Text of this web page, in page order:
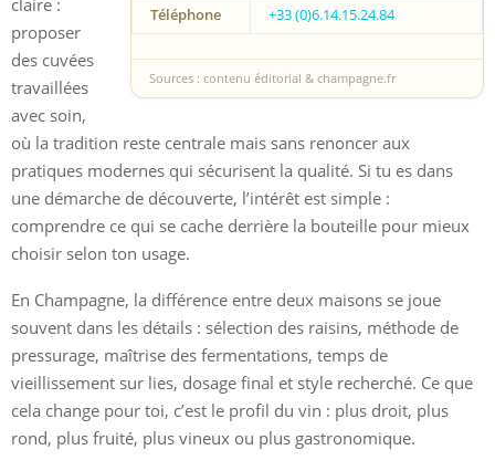
Téléphone
+33 (0)6.14.15.24.84
Sources : contenu éditorial & champagne.fr
proposer
des cuvées
travaillées
avec soin,
où la tradition reste centrale mais sans renoncer aux
pratiques modernes qui sécurisent la qualité. Si tu es dans
une démarche de découverte, l’intérêt est simple :
comprendre ce qui se cache derrière la bouteille pour mieux
choisir selon ton usage.
En Champagne, la différence entre deux maisons se joue
souvent dans les détails : sélection des raisins, méthode de
pressurage, maîtrise des fermentations, temps de
vieillissement sur lies, dosage final et style recherché. Ce que
cela change pour toi, c’est le profil du vin : plus droit, plus
rond, plus fruité, plus vineux ou plus gastronomique.